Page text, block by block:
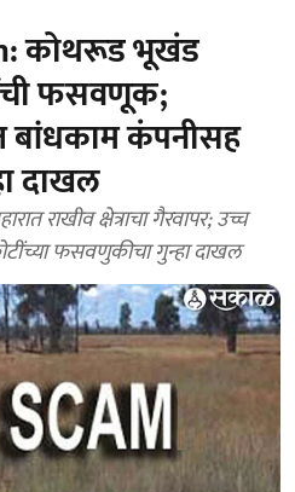
कोथरूड भूखंड
फसवणूक;
बांधकाम कंपनीसह
दाखल
राखीव क्षेत्राचा गैरवापर; उच्च
फसवणुकीचा गुन्हा दाखल